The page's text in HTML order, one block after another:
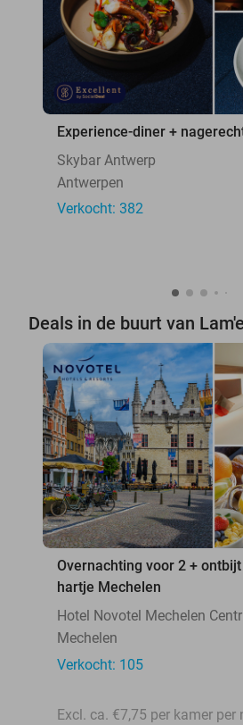
Experience-diner +
Skybar Antwerp
Antwerpen
Verkocht: 382
Deals in de buurt van
Overnachting voor 2 +
hartje Mechelen
Hotel Novotel Mechelen
Mechelen
Verkocht: 105